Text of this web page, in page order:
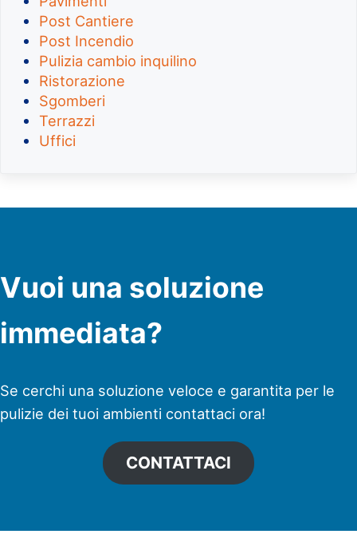
Post Cantiere
Post Incendio
Pulizia cambio inquilino
Ristorazione
Sgomberi
Terrazzi
Uffici
Vuoi una soluzione
immediata?
Se cerchi una soluzione veloce e garantita per le
pulizie dei tuoi ambienti contattaci ora!
CONTATTACI